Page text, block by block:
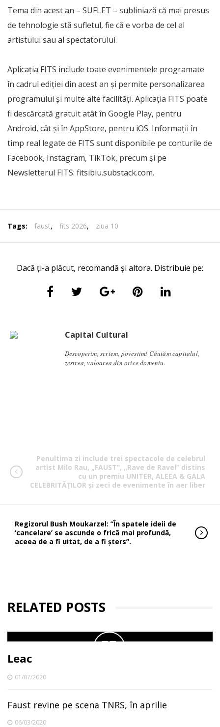
Tema din acest an – SUFLET – subliniază că mai presus
de tehnologie stă sufletul, fie că e vorba de cel al
artistului sau al spectatorului.
Aplicația FITS include toate evenimentele programate
în cadrul ediţiei din acest an şi permite personalizarea
programului şi multe alte facilități. Aplicaţia FITS poate
fi descărcată gratuit atât în Google Play, pentru
Android, cât și în AppStore, pentru iOS. Informații în
timp real legate de FITS sunt disponibile pe conturile de
Facebook, Instagram, TikTok, precum și pe
Newsletterul FITS: fitsibiu.substack.com.
Tags: faust, fits 2026, ziua 10
Dacă ți-a plăcut, recomandă și altora. Distribuie pe:
Capital Cultural
Descoperim, scriem, povestim! Căutăm capitalul,
zestrea, valoarea din orice domeniu.
Penultima zi include trei spectacole de celebrul
artist Milo Rau, „FAUST”, „Rave de Ravel” distins
cu un premiu UNITER, ALEEA & GALA
CELEBRITĂȚILOR și zeci de evenimente în aer liber
Regizorul Bush Moukarzel: ”În spatele ideii de
‘cancelare’ se ascunde o frică mai profundă,
aceea de a fi uitat, de a fi șters”.
RELATED POSTS
Leac
01/07/2020
Faust revine pe scena TNRS, în aprilie
06/03/2020